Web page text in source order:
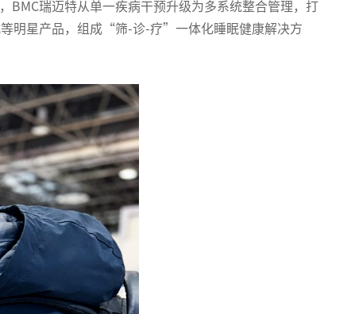
BMC瑞迈特从单一疾病干预升级为多系统整合管理，打
等明星产品，组成“筛-诊-疗”一体化睡眠健康解决方